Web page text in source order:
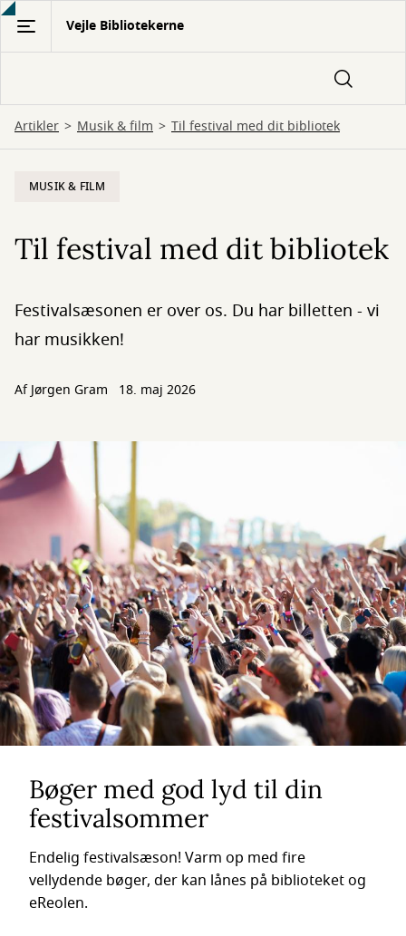
Gå
hovedindhold
Vejle Bibliotekerne
Artikler Musik & film Til festival med dit bibliotek
MUSIK & FILM
Til festival med dit bibliotek
Festivalsæsonen er over os. Du har billetten - vi
har musikken!
AfJørgen Gram 18. maj 2026
Bøger med god lyd til din
festivalsommer
Endelig festivalsæson! Varm op med fire
vellydende bøger, der kan lånes på biblioteket og
eReolen.